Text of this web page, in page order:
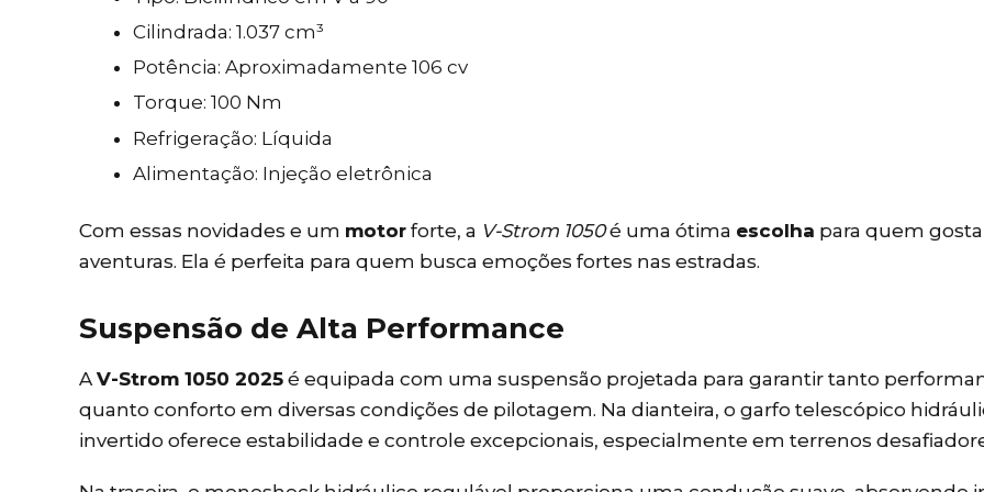
Cilindrada: 1.037 cm³
Potência: Aproximadamente 106 cv
Torque: 100 Nm
Refrigeração: Líquida
Alimentação: Injeção eletrônica
Com essas novidades e um motor forte, a V-Strom 1050é uma ótima escolha para quem
aventuras. Ela é perfeita para quem busca emoções fortes nas estradas.
Suspensão de Alta Performance
A V-Strom 1050 2025 é equipada com uma suspensão projetada para garantir tanto
quanto conforto em diversas condições de pilotagem. Na dianteira, o garfo telescópico
invertido oferece estabilidade e controle excepcionais, especialmente em terrenos